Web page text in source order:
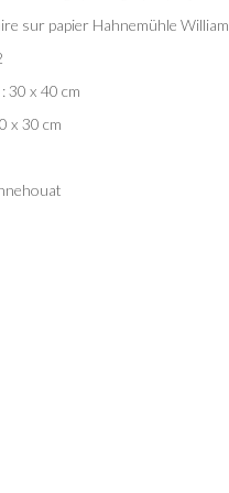
sur papier Hahnemühle William
30 x 40 cm
x 30 cm